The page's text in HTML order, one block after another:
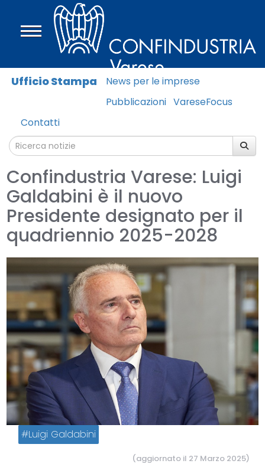
Ufficio Stampa
News per le imprese
Pubblicazioni VareseFocus
Contatti
Confindustria Varese: Luigi
Galdabini è il nuovo
Presidente designato per il
quadriennio 2025-2028
Luigi Galdabini
(aggiornato il 27 Marzo 2025)